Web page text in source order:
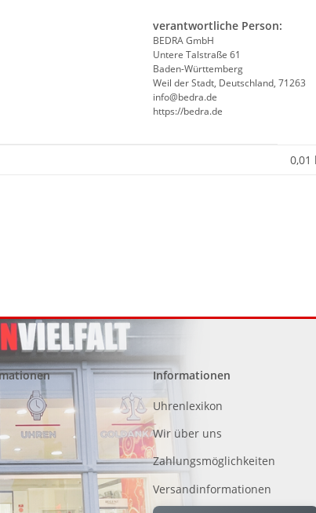
verantwortliche Person:
BEDRA GmbH
Untere Talstraße 61
Baden-Württemberg
Weil der Stadt, Deutschland, 71263
info@bedra.de
https://bedra.de
0,01
Informationen
Uhrenlexikon
Wir über uns
Zahlungsmöglichkeiten
Versandinformationen